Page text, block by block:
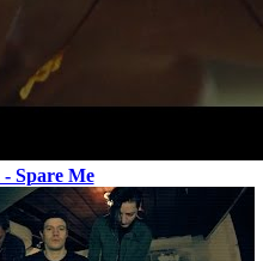
Spare Me